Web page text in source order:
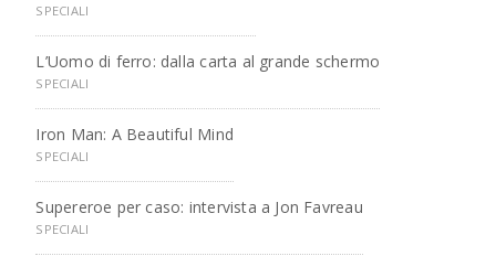
SPECIALI
L’Uomo di ferro: dalla carta al grande schermo
SPECIALI
Iron Man: A Beautiful Mind
SPECIALI
Supereroe per caso: intervista a Jon Favreau
SPECIALI